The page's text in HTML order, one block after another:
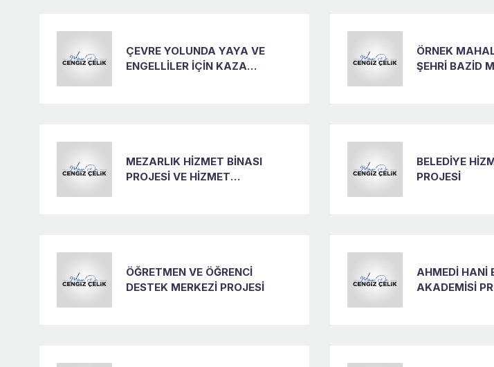
ÇEVRE YOLUNDA YAYA VE
ENGELLİLER İÇİN KAZA
ÖRNEK
ŞEHRİ BAZİD
MEZARLIK HİZMET BİNASI
PROJESİ VE HİZMET
BELEDİYE
PROJESİ
ÖĞRETMEN VE ÖĞRENCİ
DESTEK MERKEZİ PROJESİ
AHMEDİ HANİ
AKADEMİSİ